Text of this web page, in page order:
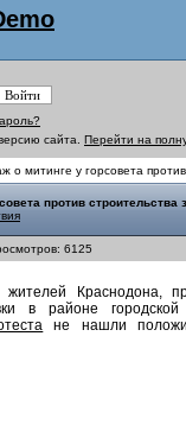
сайта. Перейти на
о митинге у горсовета против
против строительства
6125
Краснодона,
в районе
не нашли